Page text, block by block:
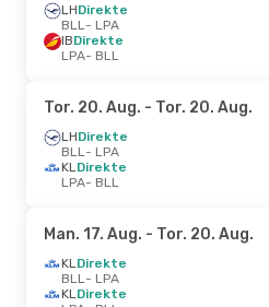
LHDirekte
BLL- LPA
IBDirekte
LPA- BLL
Tor. 20. Aug. - Tor. 20. Aug.
LHDirekte
BLL- LPA
KLDirekte
LPA- BLL
Man. 17. Aug. - Tor. 20. Aug.
KLDirekte
BLL- LPA
KLDirekte